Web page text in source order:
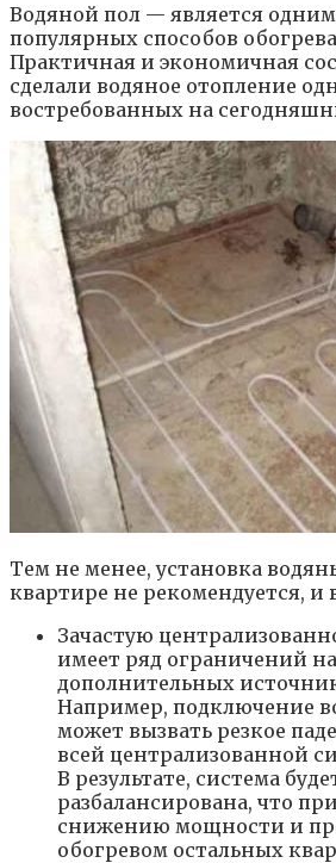
Водяной пол — является
популярных способов
Практичная и экономичная
сделали водяное отопление
востребованных на
Тем не менее, установка
квартире не рекомендуется, и
Зачастую
имеет ряд ограничений
дополнительных
Например, подключение
может вызвать резкое
всей централизованной
В результате, система
разбалансирована, что
снижению мощности и
обогревом остальных